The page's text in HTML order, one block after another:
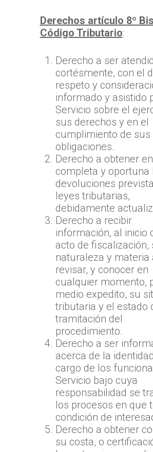
Derechos artículo 8º
Código Tributario:
Derecho a ser
cortésmente, con el
respeto y
informado y asistido
Servicio sobre el
sus derechos y en el
cumplimiento de sus
obligaciones.
Derecho a obtener
completa y oportuna
devoluciones
leyes tributarias,
debidamente
Derecho a recibir
información, al inicio
acto de fiscalización,
naturaleza y materia
revisar, y conocer en
cualquier momento,
medio expedito, su
tributaria y el estado
tramitación del
procedimiento.
Derecho a ser
acerca de la
cargo de los
Servicio bajo cuya
responsabilidad se
los procesos en que
condición de
Derecho a obtener
su costa, o